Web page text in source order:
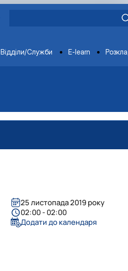
Відділи/Служби E-learn
25 листопада 2019 року
02:00 - 02:00
Додати до календаря